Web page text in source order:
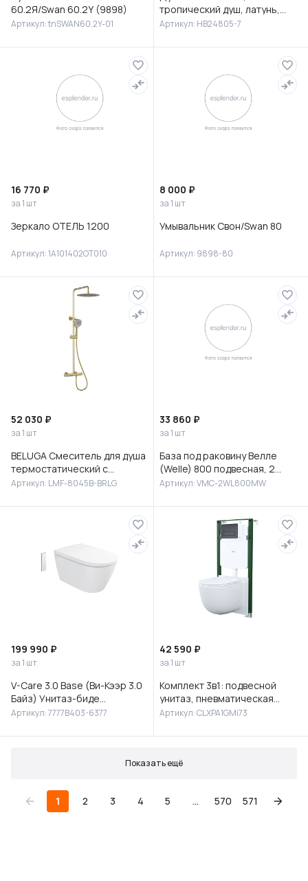
60.2Я/Swan 60.2Y (9898)
Артикул: tnSWAN60.2Y-01
тропический душ, латунь,
черный/хром, HB24805-7
Артикул: HB24805-7
16 770 ₽
за 1 шт
Зеркало ОТЕЛЬ 1200
Артикул: 1A101402OT010
8 000 ₽
за 1 шт
Умывальник Свон/Swan 80
Артикул: 9898-80
52 030 ₽
за 1 шт
BELUGA Смеситель для душа
термостатический с
верхней лейкой 30 см
8045B-BRLG
Артикул: LMF-8045B-BRLG
33 860 ₽
за 1 шт
База под раковину Велле
(Welle) 800 подвесная, 2
выкатных ящика микролифт,
Артикул: VMC-2WL800MW
199 990 ₽
за 1 шт
V-Care 3.0 Base (Ви-Кээр 3.0
Байз) Унитаз-биде
подвесной, 7777B403-6377
Артикул: 7777B403-6377
42 590 ₽
за 1 шт
Комплект 3в1: подвесной
унитаз, пневматическая
инсталляция и клавиша
IDD
Артикул: CLXPA1GMi73
Показать ещё
1 2 3 4 5 ... 570 571